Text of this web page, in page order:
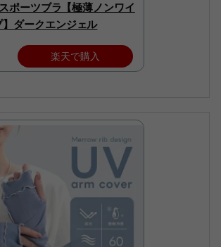
ポーツブラ【極薄ノンワイ
ダークエンジェル
楽天で購入